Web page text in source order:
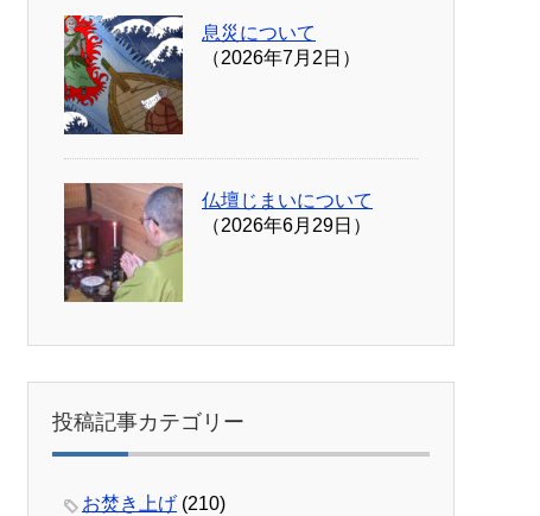
息災について
（2026年7月2日）
仏壇じまいについて
（2026年6月29日）
投稿記事カテゴリー
お焚き上げ (210)